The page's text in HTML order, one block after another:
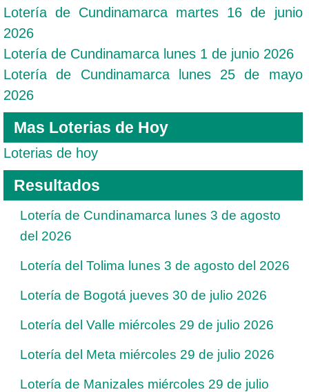
Lotería de Cundinamarca martes 16 de junio
2026
Lotería de Cundinamarca lunes 1 de junio 2026
Lotería de Cundinamarca lunes 25 de mayo
2026
Mas Loterias de Hoy
Loterias de hoy
Resultados
Lotería de Cundinamarca lunes 3 de agosto
del 2026
Lotería del Tolima lunes 3 de agosto del 2026
Lotería de Bogotá jueves 30 de julio 2026
Lotería del Valle miércoles 29 de julio 2026
Lotería del Meta miércoles 29 de julio 2026
Lotería de Manizales miércoles 29 de julio